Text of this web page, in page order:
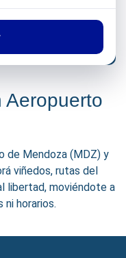
Aeropuerto
de Mendoza (MDZ) y
viñedos, rutas del
libertad, moviéndote a
horarios.